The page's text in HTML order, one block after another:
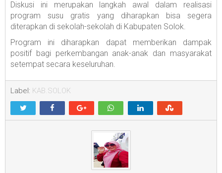
Diskusi ini merupakan langkah awal dalam realisasi
program susu gratis yang diharapkan bisa segera
diterapkan di sekolah-sekolah di Kabupaten Solok.
Program ini diharapkan dapat memberikan dampak
positif bagi perkembangan anak-anak dan masyarakat
setempat secara keseluruhan.
Label: KAB.SOLOK